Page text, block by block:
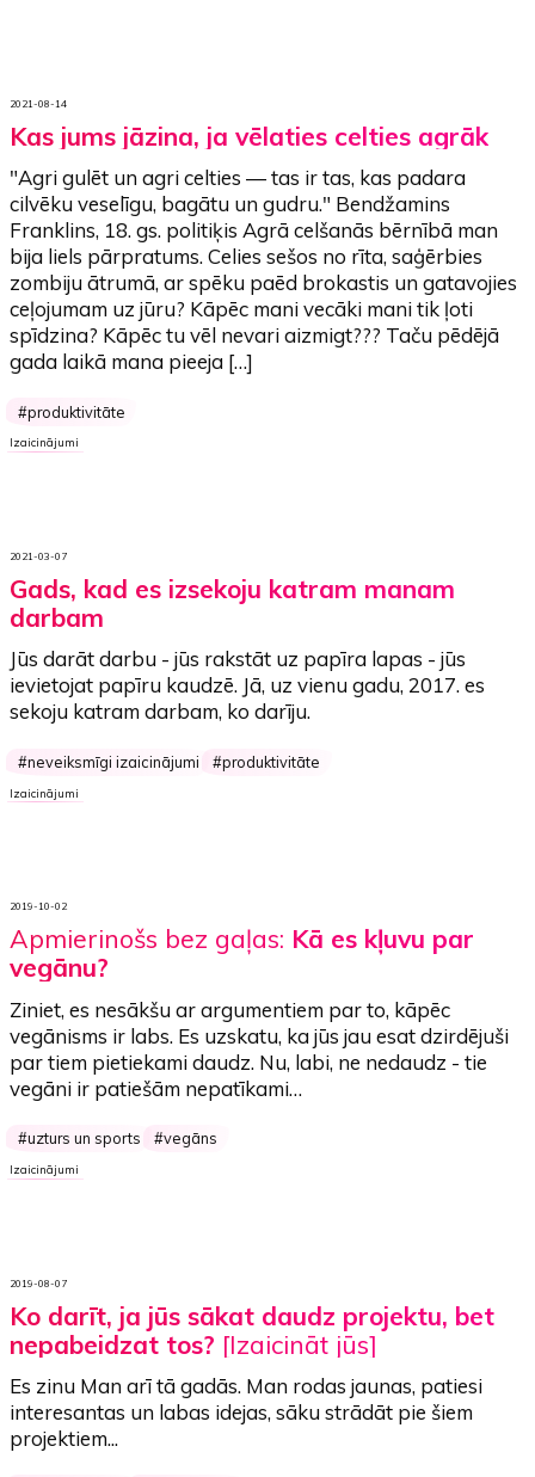
2021-08-14
Kas jums jāzina, ja vēlaties celties agrāk
"Agri gulēt un agri celties — tas ir tas, kas padara
cilvēku veselīgu, bagātu un gudru." Bendžamins
Franklins, 18. gs. politiķis Agrā celšanās bērnībā man
bija liels pārpratums. Celies sešos no rīta, saģērbies
zombiju ātrumā, ar spēku paēd brokastis un gatavojies
ceļojumam uz jūru? Kāpēc mani vecāki mani tik ļoti
spīdzina? Kāpēc tu vēl nevari aizmigt??? Taču pēdējā
gada laikā mana pieeja […]
produktivitāte
Izaicinājumi
2021-03-07
Gads, kad es izsekoju katram manam
darbam
Jūs darāt darbu - jūs rakstāt uz papīra lapas - jūs
ievietojat papīru kaudzē. Jā, uz vienu gadu, 2017.es
sekoju katram darbam, ko darīju.
neveiksmīgi izaicinājumi produktivitāte
Izaicinājumi
2019-10-02
Apmierinošs bez gaļas: Kā es kļuvu par
vegānu?
Ziniet, es nesākšu ar argumentiem par to, kāpēc
vegānisms ir labs. Es uzskatu, ka jūs jau esat dzirdējuši
par tiem pietiekami daudz. Nu, labi, ne nedaudz - tie
vegāni ir patiešām nepatīkami…
uzturs un sports vegāns
Izaicinājumi
2019-08-07
Ko darīt, ja jūs sākat daudz projektu, bet
nepabeidzat tos? [Izaicināt jūs]
Es zinu Man arī tā gadās. Man rodas jaunas, patiesi
interesantas un labas idejas, sāku strādāt pie šiem
projektiem...